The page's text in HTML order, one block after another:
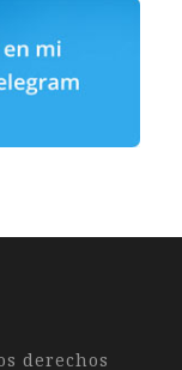
derechos